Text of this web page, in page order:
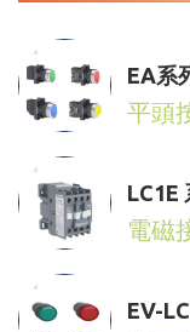
EA系
平頭
LC1E
電磁
EV-